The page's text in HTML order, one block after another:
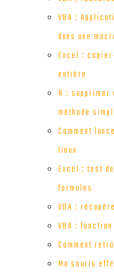
VBA :
dans une
Excel :
entière
R :
méthode
Comment
linux
Excel : test
formules
VBA :
VBA :
Comment
Ma souris